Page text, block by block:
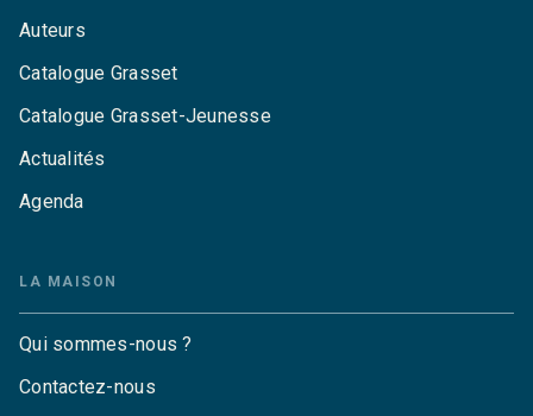
Auteurs
Catalogue Grasset
Catalogue Grasset-Jeunesse
Actualités
Agenda
LA MAISON
Qui sommes-nous ?
Contactez-nous